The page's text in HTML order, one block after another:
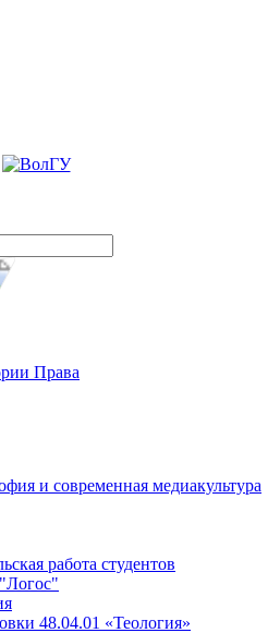
Пожалуйста
Права
и современная медиакультура
работа студентов
48.04.01 «Теология»